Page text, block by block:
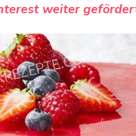
weiter